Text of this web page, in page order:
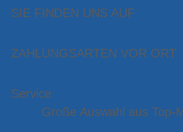
SIE FINDEN UNS AUF
ZAHLUNGSARTEN VOR ORT
Service
Große Auswahl aus Top-